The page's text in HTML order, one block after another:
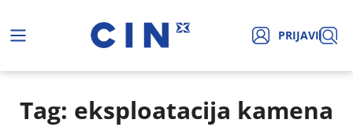
PRIJAVI
Tag: eksploatacija kamena